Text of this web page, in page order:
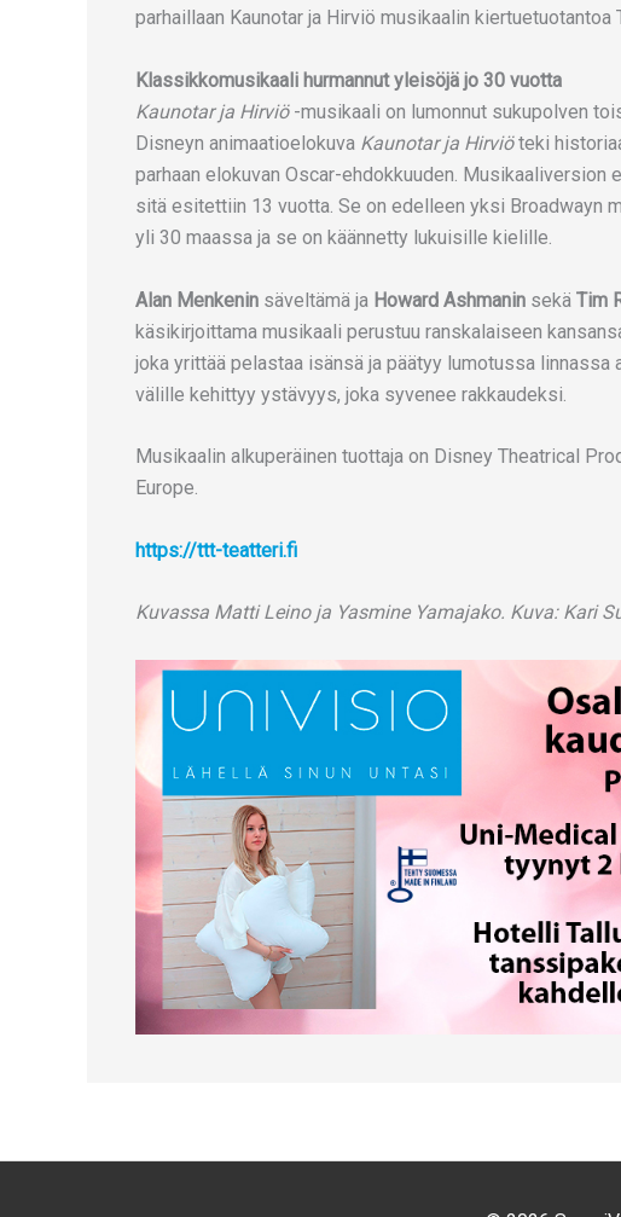
parhaillaan Kaunotar ja Hirviö musikaalin kiertuetuotantoa
Klassikkomusikaali hurmannut yleisöjä jo 30 vuotta
Kaunotar ja Hirviö-musikaali on lumonnut sukupolven
Disneyn animaatioelokuva Kaunotar ja Hirviöteki
parhaan elokuvan Oscar-ehdokkuuden.
sitä esitettiin 13 vuotta. Se on edelleen yksi Broadwayn
yli 30 maassa ja se on käännetty lukuisille kielille.
Alan Menkenin säveltämä ja Howard Ashmanin sekä Tim
käsikirjoittama musikaali perustuu ranskalaiseen
joka yrittää pelastaa isänsä ja päätyy lumotussa linnassa
välille kehittyy ystävyys, joka syvenee rakkaudeksi.
Musikaalin alkuperäinen tuottaja on Disney Theatrical
Europe.
https://ttt-teatteri.fi
Kuvassa Matti Leino ja Yasmine Yamajako. Kuva: Kari